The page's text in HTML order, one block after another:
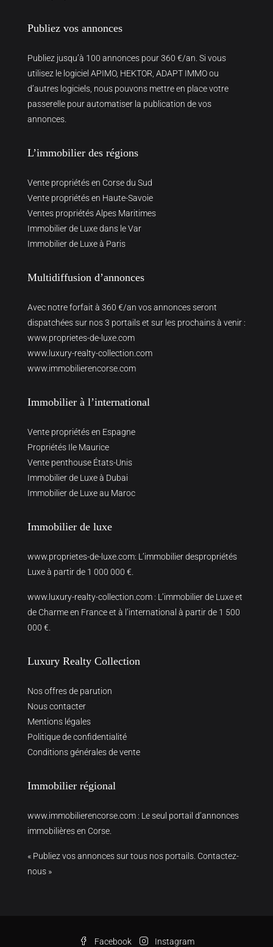
Publiez vos annonces
Publiez jusqu’à 100 annonces pour 360 €/an. Si vous
utilisez le logiciel APIMO, HEKTOR, ADAPT IMMO ou
d’autres logiciels, nous pouvons mettre en place votre
passerelle pour automatiser la publication de vos
annonces.
L’immobilier des régions
Vente propriétés en Corse du Sud
Vente propriétés en Haute-Savoie
Ventes propriétés Alpes Maritimes
Immobilier de Luxe dans le Var
Immobilier de Luxe à Paris
Multidiffusion d’annonces
Avec notre forfait à 360 €/an vos annonces seront
dispatchées sur nos 3 portails et sur les prochains à venir :
www.proprietes-de-luxe.com
www.luxury-realty-collection.com
www.immobilierencorse.com
Immobilier à l’international
Vente propriétés en Espagne
Propriétés Ile Maurice
Vente penthouse États-Unis
Immobilier de Luxe à Dubai
Immobilier de Luxe au Maroc
Immobilier de luxe
www.proprietes-de-luxe.com: L’immobilier despropriétés
Luxe à partir de 1 000 000 €.
www.luxury-realty-collection.com : L’immobilier de Luxe et
de Charme en France et à l’international à partir de 1 500
000 €.
Luxury Realty Collection
Nos offres de parution
Nous contacter
Mentions légales
Politique de confidentialité
Conditions générales de vente
Immobilier régional
www.immobilierencorse.com : Le seul portail d’annonces
immobilières en Corse.
« Publiez vos annonces sur tous nos portails. Contactez-
nous »
Facebook Instagram